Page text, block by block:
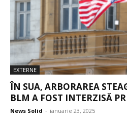
EXTERNE
ÎN SUA, ARBORAREA
BLM A FOST INTERZISĂ
News Solid - ianuarie 23, 2025